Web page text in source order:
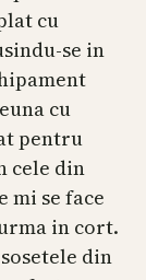
cu
se in
cu
pentru
cele din
mi se face
in cort.
din